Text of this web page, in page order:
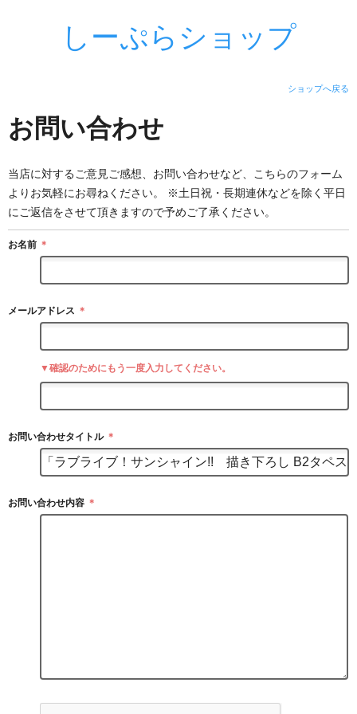
しーぷらショップ
ショップへ戻る
お問い合わせ
当店に対するご意見ご感想、お問い合わせなど、こちらのフォーム
よりお気軽にお尋ねください。 ※土日祝・長期連休などを除く平日
にご返信をさせて頂きますので予めご了承ください。
お名前 ＊
メールアドレス ＊
▼確認のためにもう一度入力してください。
お問い合わせタイトル ＊
お問い合わせ内容 ＊